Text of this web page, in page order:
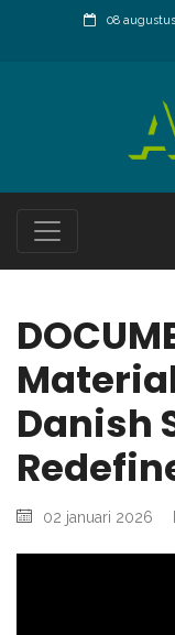
08
Danish
02 januari 2026